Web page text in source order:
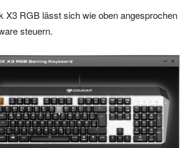
X3 RGB lässt sich wie oben angesprochen
steuern.